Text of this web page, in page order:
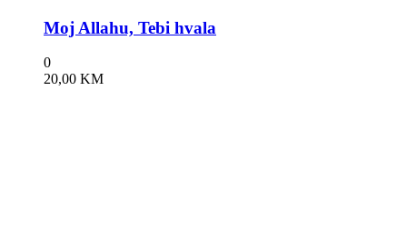
Moj Allahu, Tebi hvala
0
20,00 KM